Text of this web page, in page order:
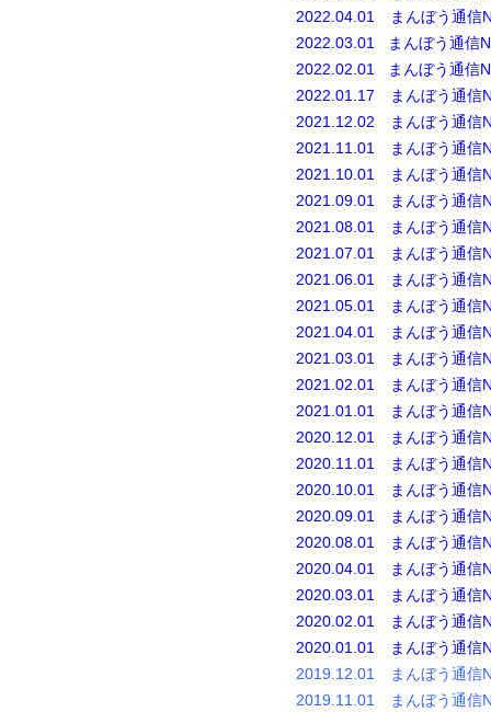
2022.04.01 まんぼう通信
2022.03.01
まんぼう通信
2022.02.01
まんぼう通信
2022.01.17 まんぼう通信
2021.12.02 まんぼう通信
2021.11.01 まんぼう通信
2021.10.01 まんぼう通信
2021.09.01 まんぼう通信
2021.08.01 まんぼう通信
2021.07.01 まんぼう通信
2021.06.01 まんぼう通信
2021.05.01 まんぼう通信
2021.04. 01 まんぼう通信
2021.03.01 まんぼう通信
2021.02.01 まんぼう通信
2021.01.01 まんぼう通信
2020.12.01 まんぼう通信
2020.11.01 まんぼう通信
2020.10.01 まんぼう通信
2020.09.01 まんぼう通信
2020.08.01 まんぼう通信
2020.04.01 まんぼう通信
2020.03.01 まんぼう通信
2020.02.01 まんぼう通信
2020.01.01 まんぼう通信
2019.12.01 まんぼう通信
2019.11.01 まんぼう通信